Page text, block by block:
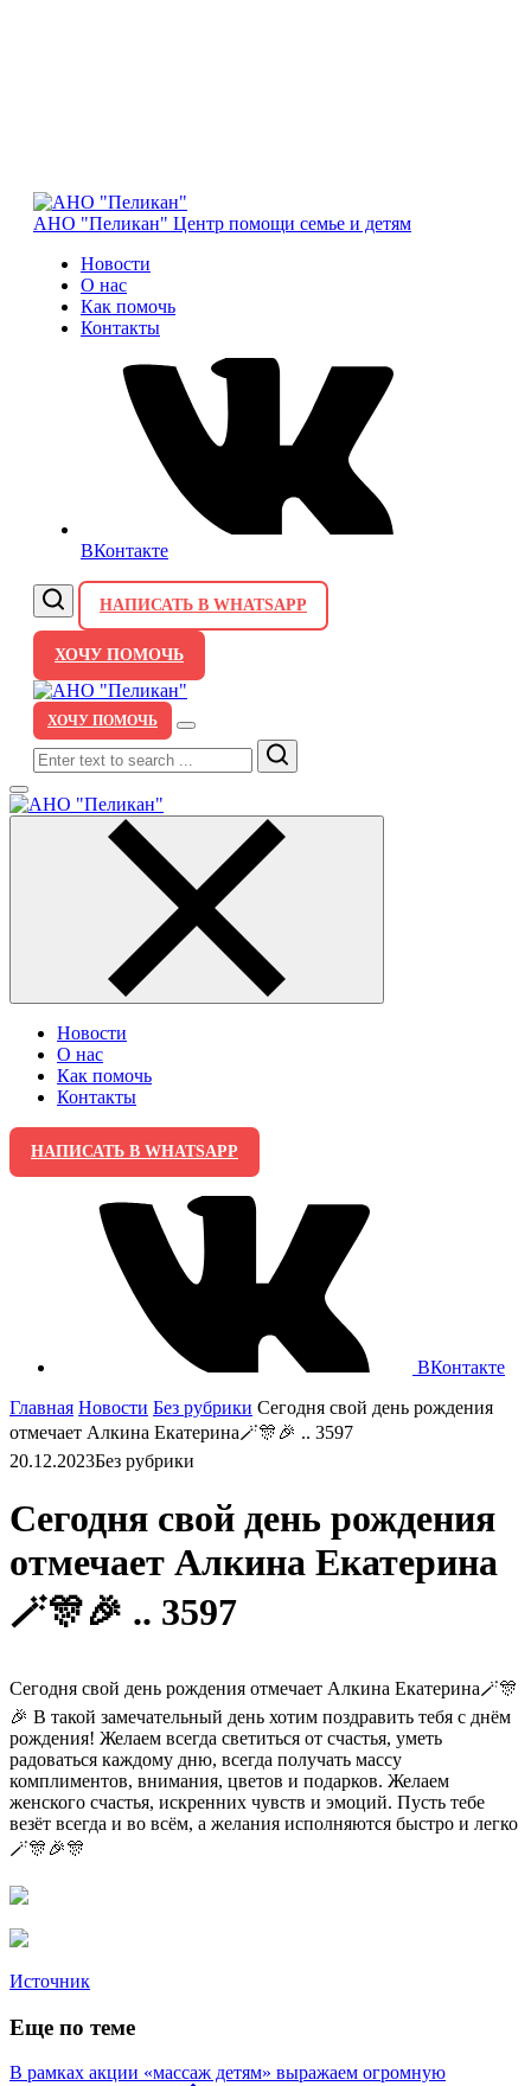
АНО "Пеликан" Центр помощи семье и детям
Новости
О нас
Как помочь
Контакты
ВКонтакте
НАПИСАТЬ В WHATSAPP
ХОЧУ ПОМОЧЬ
ХОЧУ ПОМОЧЬ
Search
Новости
О нас
Как помочь
Контакты
НАПИСАТЬ В WHATSAPP
ВКонтакте
Главная Новости Без рубрики Сегодня свой день рождения
отмечает Алкина Екатерина🪄🎊🎉 .. 3597
20.12.2023Без рубрики
Сегодня свой день рождения
отмечает Алкина Екатерина
🪄🎊🎉 .. 3597
Сегодня свой день рождения отмечает Алкина Екатерина🪄🎊
🎉 В такой замечательный день хотим поздравить тебя с днëм
рождения! Желаем всегда светиться от счастья, уметь
радоваться каждому дню, всегда получать массу
комплиментов, внимания, цветов и подарков. Желаем
женского счастья, искренних чувств и эмоций. Пусть тебе
везëт всегда и во всём, а желания исполняются быстро и легко
🪄🎊🎉🎊
Источник
Еще по теме
В рамках акции «массаж детям» выражаем огромную